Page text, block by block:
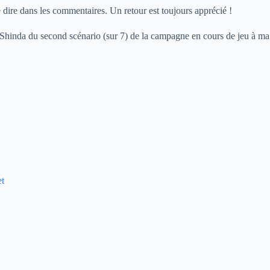
dans les commentaires. Un retour est toujours apprécié !
du second scénario (sur 7) de la campagne en cours de jeu à